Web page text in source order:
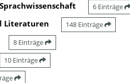
6 Einträge
Literaturen 148 Einträge
8 Einträge
10 Einträge